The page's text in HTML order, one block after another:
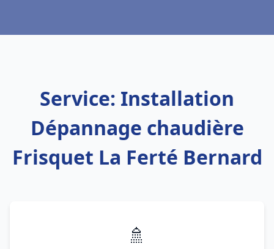
Service: Installation
Dépannage chaudière
Frisquet La Ferté Bernard
🚿